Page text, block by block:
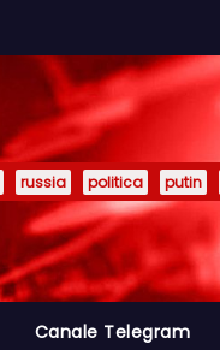
russia politica putin
Canale Telegram